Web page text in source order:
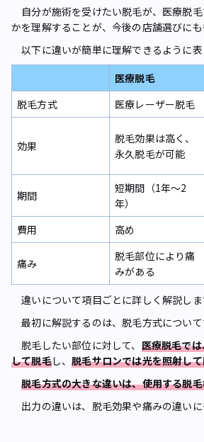
自分が施術を受けたい脱毛が、医療脱
かを理解することが、今後の店舗選びにも
以下に違いが簡単に理解できるように表
医療脱毛
脱毛方式
医療レーザー脱毛
効果
脱毛効果は高く、
永久脱毛が可能
期間
短期間（1年～2
年）
費用
高め
痛み
脱毛部位により痛
みがある
違いについて項目ごとに詳しく解説しま
最初に解説するのは、脱毛方式について
脱毛したい部位に対して、 医療脱毛で
して脱毛し、脱毛サロンでは光を照射し
脱毛方式の大きな違いは、使用する脱
出力の違いは、脱毛効果や痛みの違いに